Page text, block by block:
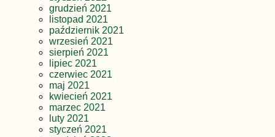
grudzień 2021
listopad 2021
październik 2021
wrzesień 2021
sierpień 2021
lipiec 2021
czerwiec 2021
maj 2021
kwiecień 2021
marzec 2021
luty 2021
styczeń 2021